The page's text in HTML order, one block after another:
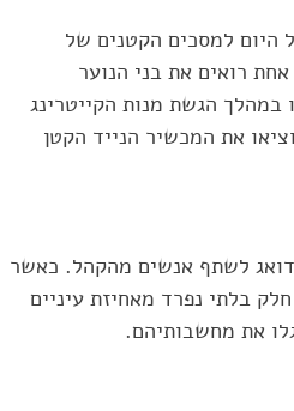
היום למסכים הקטנים של
רואים את בני הנוער
הגשת מנות הקייטרינג
את המכשיר הנייד הקטן
דואג לשתף אנשים מהקהל. כאשר
בלתי נפרד מאחיזת עיניים
את מחשבותיהם.